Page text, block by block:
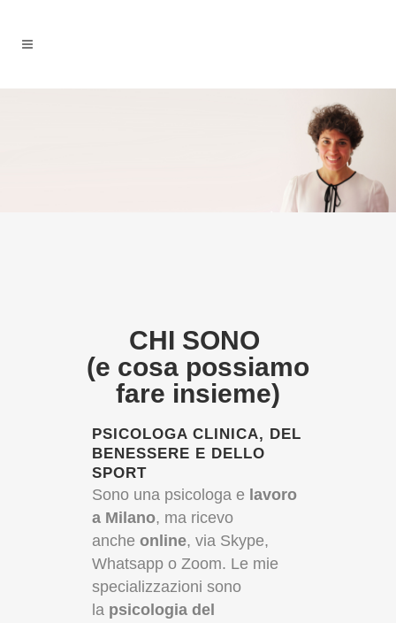
CHI SONO
(e cosa possiamo
fare insieme)​
PSICOLOGA CLINICA, DEL
BENESSERE E DELLO
SPORT
Sono una psicologa e lavoro
a Milano, ma ricevo
anche online, via Skype,
Whatsapp o Zoom. Le mie
specializzazioni sono
la psicologia del